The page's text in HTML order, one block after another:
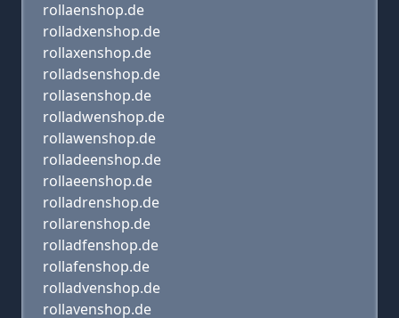
rollaenshop.de
rolladxenshop.de
rollaxenshop.de
rolladsenshop.de
rollasenshop.de
rolladwenshop.de
rollawenshop.de
rolladeenshop.de
rollaeenshop.de
rolladrenshop.de
rollarenshop.de
rolladfenshop.de
rollafenshop.de
rolladvenshop.de
rollavenshop.de